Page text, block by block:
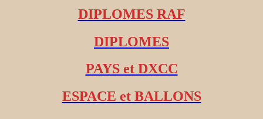
DIPLOMES RAF
DIPLOMES
PAYS et DXCC
ESPACE et BALLONS